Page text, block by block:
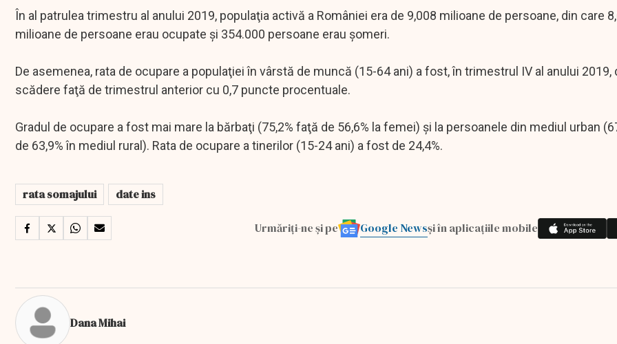
În al patrulea trimestru al anului 2019, populaţia activă a României era de 9,008 milioane de persoane, din care
milioane de persoane erau ocupate şi 354.000 persoane erau şomeri.
De asemenea, rata de ocupare a populaţiei în vârstă de muncă (15-64 ani) a fost, în trimestrul IV al anului 2019,
scădere faţă de trimestrul anterior cu 0,7 puncte procentuale.
Gradul de ocupare a fost mai mare la bărbaţi (75,2% faţă de 56,6% la femei) şi la persoanele din mediul urban
de 63,9% în mediul rural). Rata de ocupare a tinerilor (15-24 ani) a fost de 24,4%.
rata somajului date ins
Urmăriți-ne și pe Google Newsși în aplicațiile mobile
Dana Mihai